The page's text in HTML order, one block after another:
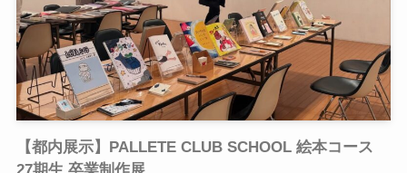
【都内展示】PALLETE CLUB SCHOOL 絵本コース
27期生 卒業制作展